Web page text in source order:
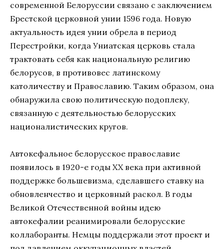
современной Белоруссии связано с заключением
Брестской церковной унии 1596 года. Новую
актуальность идея унии обрела в период
Перестройки, когда Униатская церковь стала
трактовать себя как национальную религию
белорусов, в противовес латинскому
католичеству и Православию. Таким образом, она
обнаружила свою политическую подоплеку,
связанную с деятельностью белорусских
националистических кругов.
Автокефальное белорусское православие
появилось в 1920-е годы XX века при активной
поддержке большевизма, сделавшего ставку на
обновленчество и церковный раскол. В годы
Великой Отечественной войны идею
автокефалии реанимировали белорусские
коллаборанты. Немцы поддержали этот проект и